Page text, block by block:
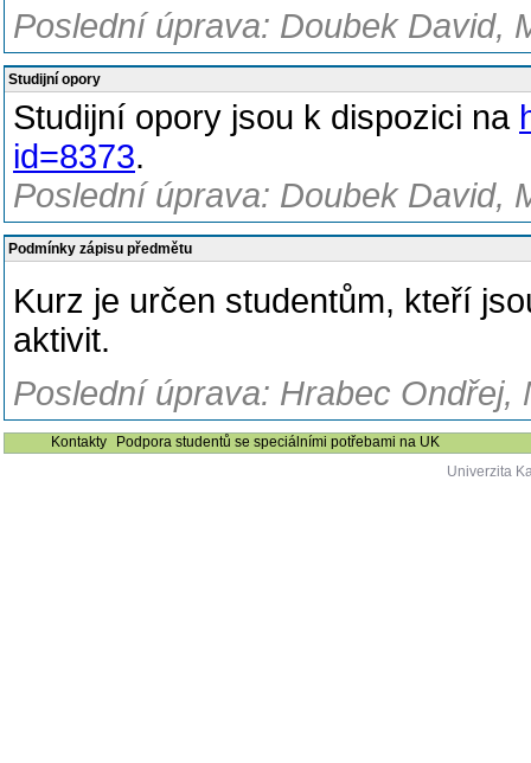
Poslední úprava: Doubek David,
Studijní opory
Studijní opory jsou k dispozici na
id=8373.
Poslední úprava: Doubek David,
Podmínky zápisu předmětu
Kurz je určen studentům, kteří
aktivit.
Poslední úprava: Hrabec Ondřej,
Kontakty
Podpora studentů se speciálními potřebami na UK
Univerzita